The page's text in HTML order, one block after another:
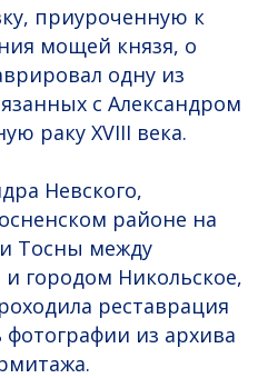
приуроченную к
мощей князя, о
одну из
с Александром
раку XVIII века.
Невского,
районе на
Тосны между
городом Никольское,
реставрация
из архива